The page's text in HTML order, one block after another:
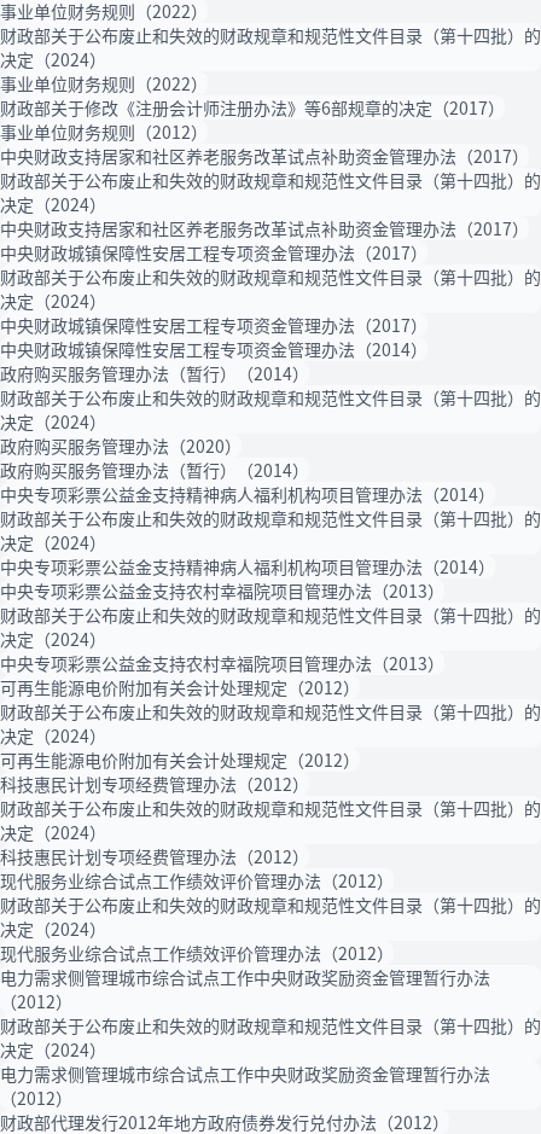
事业单位财务规则（2022）
财政部关于公布废止和失效的财政规章和规范性文件目录（第十四批）的
决定（2024）
事业单位财务规则（2022）
财政部关于修改《注册会计师注册办法》等6部规章的决定（2017）
事业单位财务规则（2012）
中央财政支持居家和社区养老服务改革试点补助资金管理办法（2017）
财政部关于公布废止和失效的财政规章和规范性文件目录（第十四批）的
决定（2024）
中央财政支持居家和社区养老服务改革试点补助资金管理办法（2017）
中央财政城镇保障性安居工程专项资金管理办法（2017）
财政部关于公布废止和失效的财政规章和规范性文件目录（第十四批）的
决定（2024）
中央财政城镇保障性安居工程专项资金管理办法（2017）
中央财政城镇保障性安居工程专项资金管理办法（2014）
政府购买服务管理办法（暂行）（2014）
财政部关于公布废止和失效的财政规章和规范性文件目录（第十四批）的
决定（2024）
政府购买服务管理办法（2020）
政府购买服务管理办法（暂行）（2014）
中央专项彩票公益金支持精神病人福利机构项目管理办法（2014）
财政部关于公布废止和失效的财政规章和规范性文件目录（第十四批）的
决定（2024）
中央专项彩票公益金支持精神病人福利机构项目管理办法（2014）
中央专项彩票公益金支持农村幸福院项目管理办法（2013）
财政部关于公布废止和失效的财政规章和规范性文件目录（第十四批）的
决定（2024）
中央专项彩票公益金支持农村幸福院项目管理办法（2013）
可再生能源电价附加有关会计处理规定（2012）
财政部关于公布废止和失效的财政规章和规范性文件目录（第十四批）的
决定（2024）
可再生能源电价附加有关会计处理规定（2012）
科技惠民计划专项经费管理办法（2012）
财政部关于公布废止和失效的财政规章和规范性文件目录（第十四批）的
决定（2024）
科技惠民计划专项经费管理办法（2012）
现代服务业综合试点工作绩效评价管理办法（2012）
财政部关于公布废止和失效的财政规章和规范性文件目录（第十四批）的
决定（2024）
现代服务业综合试点工作绩效评价管理办法（2012）
电力需求侧管理城市综合试点工作中央财政奖励资金管理暂行办法
（2012）
财政部关于公布废止和失效的财政规章和规范性文件目录（第十四批）的
决定（2024）
电力需求侧管理城市综合试点工作中央财政奖励资金管理暂行办法
（2012）
财政部代理发行2012年地方政府债券发行兑付办法（2012）